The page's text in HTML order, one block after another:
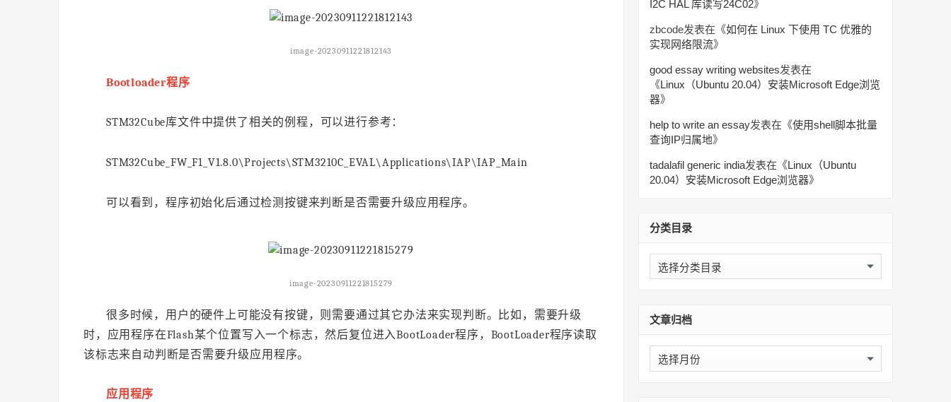
image-20230911221812143
Bootloader程序
STM32Cube库文件中提供了相关的例程，可以进行参考：
STM32Cube_FW_F1_V1.8.0\Projects\STM3210C_EVAL\Applications\IAP\IAP_Main
可以看到，程序初始化后通过检测按键来判断是否需要升级应用程序。
image-20230911221815279
很多时候，用户的硬件上可能没有按键，则需要通过其它办法来实现判断。比如，需要升级
时，应用程序在Flash某个位置写入一个标志，然后复位进入BootLoader程序，BootLoader程序读取
该标志来自动判断是否需要升级应用程序。
应用程序
I2C HAL 库读写24C02》
zbcode发表在《如何在 Linux 下使用 TC 优雅的
实现网络限流》
good essay writing websites发表在
《Linux（Ubuntu 20.04）安装Microsoft Edge浏览
器》
help to write an essay发表在《使用shell脚本批量
查询IP归属地》
tadalafil generic india发表在《Linux（Ubuntu
20.04）安装Microsoft Edge浏览器》
分类目录
分
类
文章归档
文
章